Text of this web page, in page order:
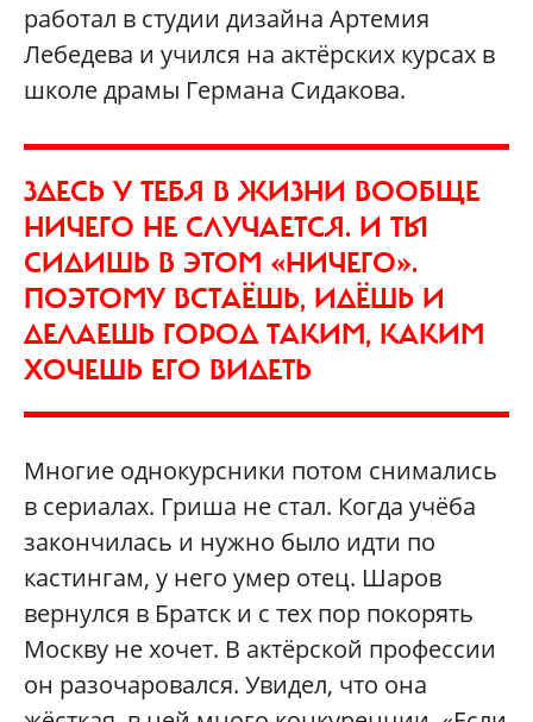
работал в студии дизайна Артемия
Лебедева и учился на актёрских курсах в
школе драмы Германа Сидакова.
ЗДЕСЬ У ТЕБЯ В ЖИЗНИ ВООБЩЕ
НИЧЕГО НЕ СЛУЧАЕТСЯ. И ТЫ
СИДИШЬ В ЭТОМ «НИЧЕГО».
ПОЭТОМУ ВСТАЁШЬ, ИДЁШЬ И
ДЕЛАЕШЬ ГОРОД ТАКИМ, КАКИМ
ХОЧЕШЬ ЕГО ВИДЕТЬ
Многие однокурсники потом снимались
в сериалах. Гриша не стал. Когда учёба
закончилась и нужно было идти по
кастингам, у него умер отец. Шаров
вернулся в Братск и с тех пор покорять
Москву не хочет. В актёрской профессии
он разочаровался. Увидел, что она